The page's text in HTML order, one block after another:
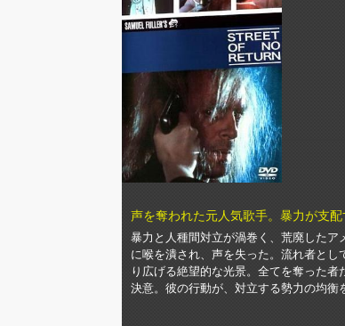
声を奪われた元人気歌手。暴力が支
暴力と人種間対立が渦巻く、荒廃したア
に喉を潰され、声を失った。流れ者と
り広げる絶望的な光景。全てを奪った
決意。彼の行動が、対立する勢力の均衡